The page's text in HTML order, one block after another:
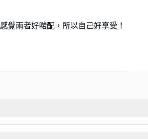
覺兩者好啱配，所以自己好享受！